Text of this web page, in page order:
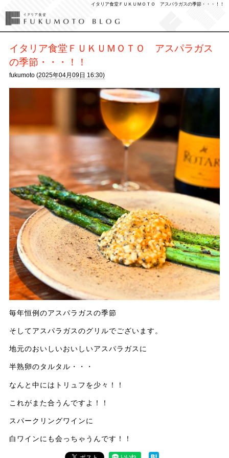
イタリア食堂ＦＵＫＵＭＯＴＯ アスパラガスの季節・・・！！
イタリア食堂ＦＵＫＵＭＯＴＯ アスパラガス
の季節・・・！！
fukumoto (2025年04月09日 16:30)
毎年恒例のアスパラガスの季節
そしてアスパラガスのグリルでございます。
地元のおいしいおいしいアスパラガスに
半熟卵のタルタル・・・
なんと中にはトリュフを少々！！
これがまた合うんですよ！！
スパークリングワインに
白ワインにも会っちゃうんです！！